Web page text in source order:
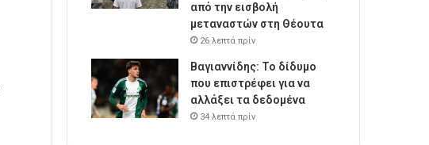
από την εισβολή
μεταναστών στη Θέουτα
26 λεπτά πρίν
Βαγιαννίδης: Το δίδυμο
που επιστρέφει για να
αλλάξει τα δεδομένα
34 λεπτά πρίν